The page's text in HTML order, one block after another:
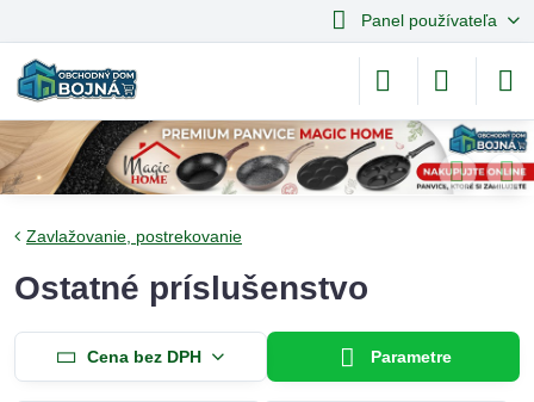
Panel používateľa
Zavlažovanie, postrekovanie
Ostatné príslušenstvo
Cena bez DPH Parametre